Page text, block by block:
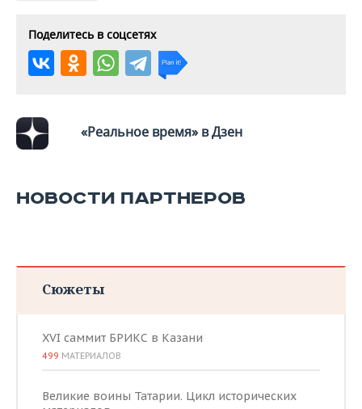
Поделитесь в соцсетях
«Реальное время» в Дзен
НОВОСТИ ПАРТНЕРОВ
Сюжеты
XVI саммит БРИКС в Казани
499 МАТЕРИАЛОВ
Великие воины Татарии. Цикл исторических